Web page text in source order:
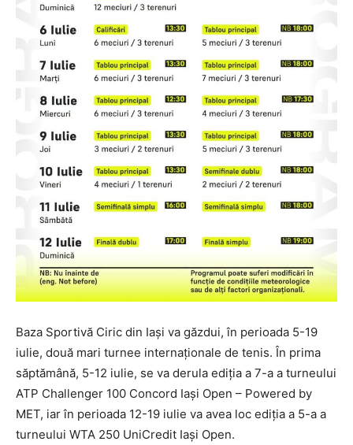
Baza Sportivă Ciric din Iași va găzdui, în perioada 5-19
iulie, două mari turnee internaționale de tenis. În prima
săptămână, 5-12 iulie, se va derula ediția a 7-a a turneului
ATP Challenger 100 Concord Iași Open – Powered by
MET, iar în perioada 12-19 iulie va avea loc ediția a 5-a a
turneului WTA 250 UniCredit Iași Open.